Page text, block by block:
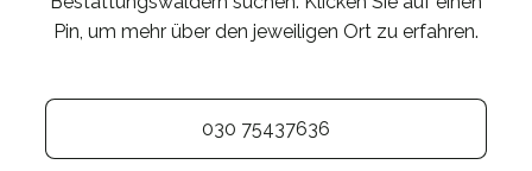
Pin, um mehr über den jeweiligen Ort zu erfahren.
030 75437636